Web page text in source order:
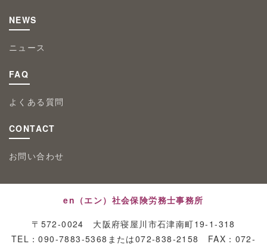
NEWS
ニュース
FAQ
よくある質問
CONTACT
お問い合わせ
en（エン）社会保険労務士事務所
〒572-0024 大阪府寝屋川市石津南町19-1-318
TEL：090-7883-5368または072-838-2158 FAX：072-